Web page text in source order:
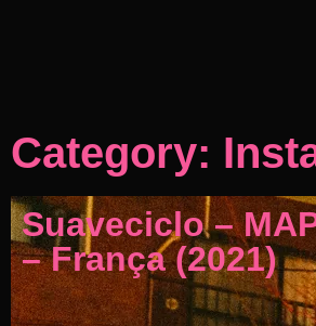
Category:
Suaveciclo –
– França (2021)